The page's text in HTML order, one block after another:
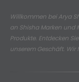
Willkommen bei Arya
an Shisha Marken und
Produkte. Entdecken
unserem Geschäft.